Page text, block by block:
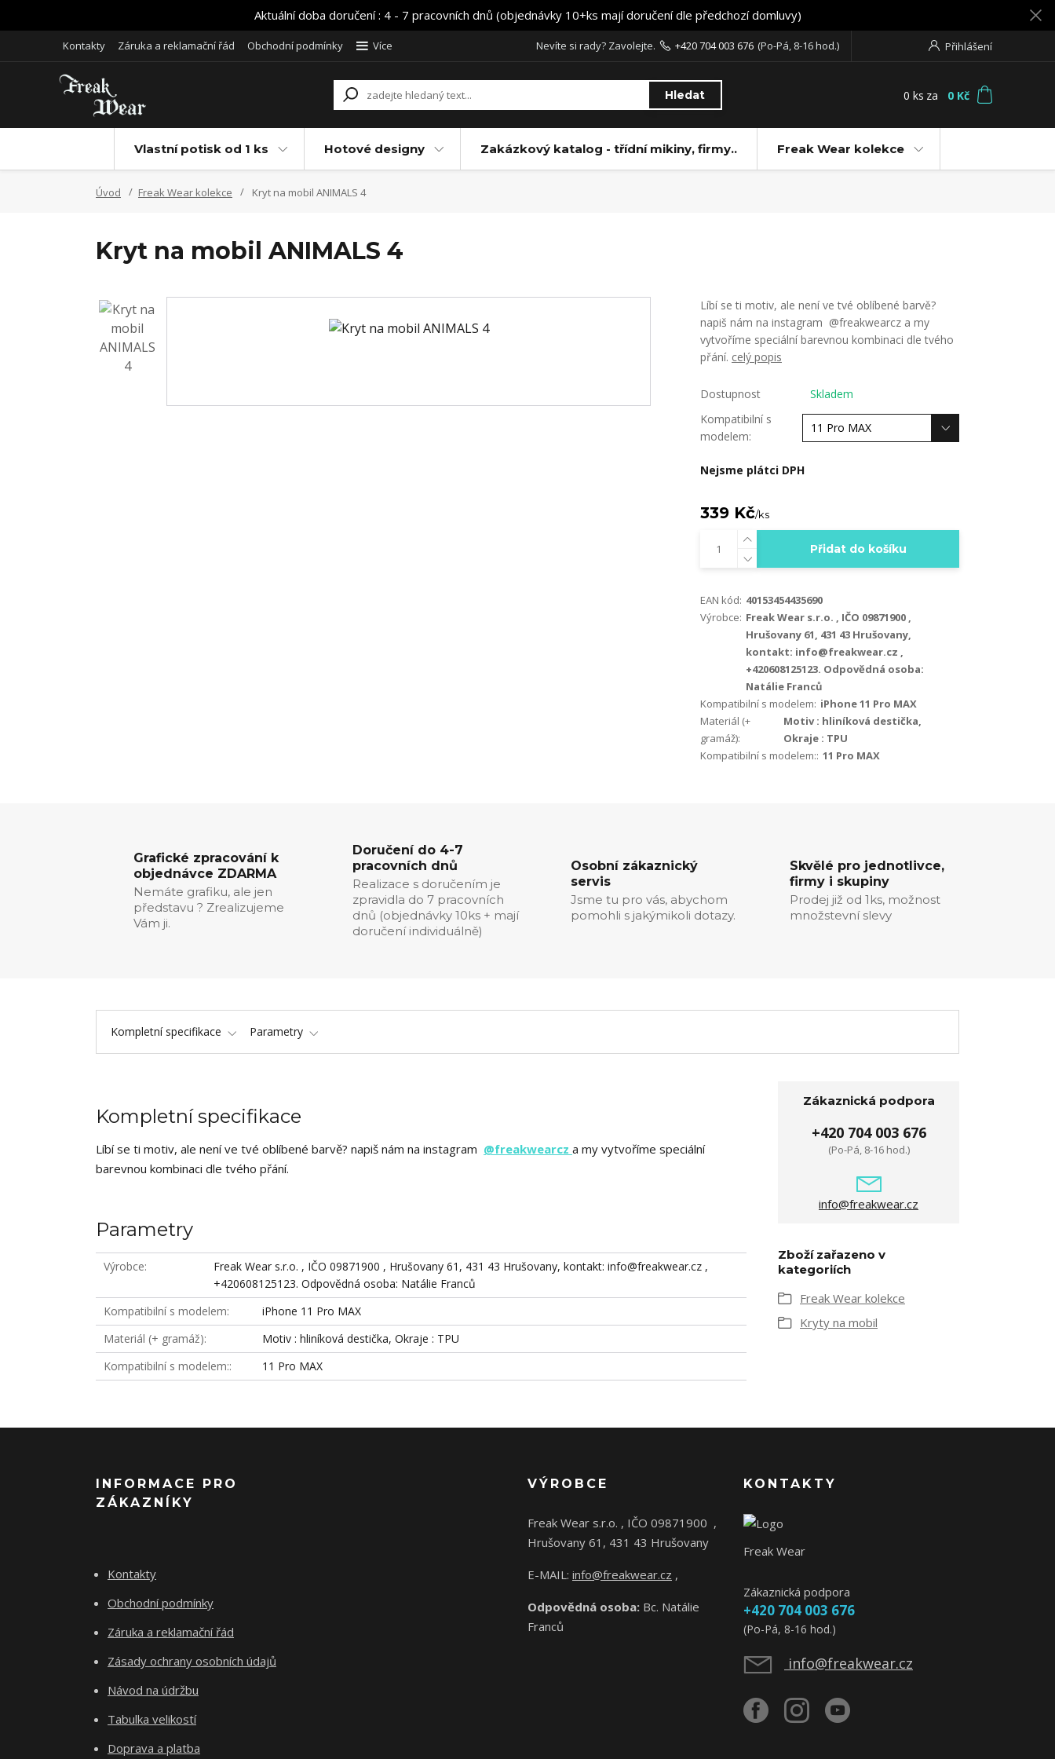
Aktuální doba doručení : 4 - 7 pracovních dnů (objednávky 10+ks mají doručení dle předchozí domluvy)
Kontakty Záruka a reklamační řád Obchodní podmínky Více Přihlášení
Hledat
Nevíte si rady? Zavolejte. +420 704 003 676 (Po-Pá, 8-16 hod.)
0 ks za 0 Kč
Vlastní potisk od 1 ks Hotové designy Zakázkový katalog - třídní mikiny, firmy.. Freak Wear kolekce
Úvod Freak Wear kolekce Kryt na mobil ANIMALS 4
Kryt na mobil ANIMALS 4
Líbí se ti motiv, ale není ve tvé oblíbené barvě?
napiš nám na instagram @freakwearcz a my
vytvoříme speciální barevnou kombinaci dle tvého
přání. celý popis
Dostupnost
Skladem
Kompatibilní s
modelem:
Nejsme plátci DPH
339 Kč/ks
Přidat do košíku
EAN kód: 40153454435690
Výrobce: Freak Wear s.r.o. , IČO 09871900 ,
Hrušovany 61, 431 43 Hrušovany,
kontakt: info@freakwear.cz ,
+420608125123. Odpovědná osoba:
Natálie Franců
Kompatibilní s modelem: iPhone 11 Pro MAX
Materiál (+
gramáž):
Motiv : hliníková destička,
Okraje : TPU
Kompatibilní s modelem:: 11 Pro MAX
Grafické zpracování k
objednávce ZDARMA
Nemáte grafiku, ale jen
představu ? Zrealizujeme
Vám ji.
Doručení do 4-7
pracovních dnů
Realizace s doručením je
zpravidla do 7 pracovních
dnů (objednávky 10ks + mají
doručení individuálně)
Osobní zákaznický
servis
Jsme tu pro vás, abychom
pomohli s jakýmikoli dotazy.
Skvělé pro jednotlivce,
firmy i skupiny
Prodej již od 1ks, možnost
množstevní slevy
Kompletní specifikace Parametry
Kompletní specifikace
Líbí se ti motiv, ale není ve tvé oblíbené barvě? napiš nám na instagram @freakwearcz a my vytvoříme speciální
barevnou kombinaci dle tvého přání.
Parametry
Výrobce
Freak Wear s.r.o. , IČO 09871900 , Hrušovany 61, 431 43 Hrušovany, kontakt: info@freakwear.cz ,
+420608125123. Odpovědná osoba: Natálie Franců
Kompatibilní s modelem
iPhone 11 Pro MAX
Materiál (+ gramáž)
Motiv : hliníková destička, Okraje : TPU
Kompatibilní s modelem:
11 Pro MAX
Zákaznická podpora
+420 704 003 676
(Po-Pá, 8-16 hod.)
info@freakwear.cz
Zboží zařazeno v
kategoriích
Freak Wear kolekce
Kryty na mobil
INFORMACE PRO
ZÁKAZNÍKY
Kontakty
Obchodní podmínky
Záruka a reklamační řád
Zásady ochrany osobních údajů
Návod na údržbu
Tabulka velikostí
Doprava a platba
VÝROBCE
Freak Wear s.r.o. , IČO 09871900 ,
Hrušovany 61, 431 43 Hrušovany
E-MAIL: info@freakwear.cz ,
Odpovědná osoba: Bc. Natálie
Franců
KONTAKTY
Freak Wear
Zákaznická podpora
+420 704 003 676
(Po-Pá, 8-16 hod.)
info@freakwear.cz